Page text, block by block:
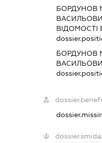
БОРДУНОВ
ВІДОМОСТІ
БОРДУНОВ
dossier.smida: